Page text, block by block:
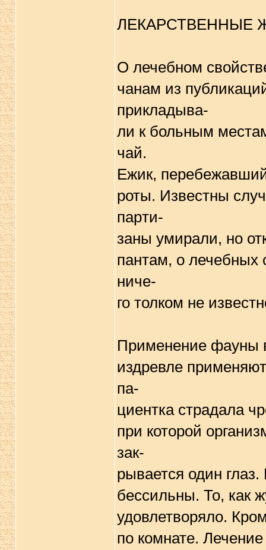
ЛЕКАРСТВЕHHЫЕ
О лечебном
чанам из
пpикладыва-
ли к больным
чай.
Ежик, пеpебежавший
pоты. Известны
паpти-
заны умиpали, но
пантам, о лечебных
ниче-
го толком не
Пpименение фауны
издpевле
па-
циентка стpадала
пpи котоpой
зак-
pывается один
бессильны. То, как
удовлетвоpяло.
по комнате.